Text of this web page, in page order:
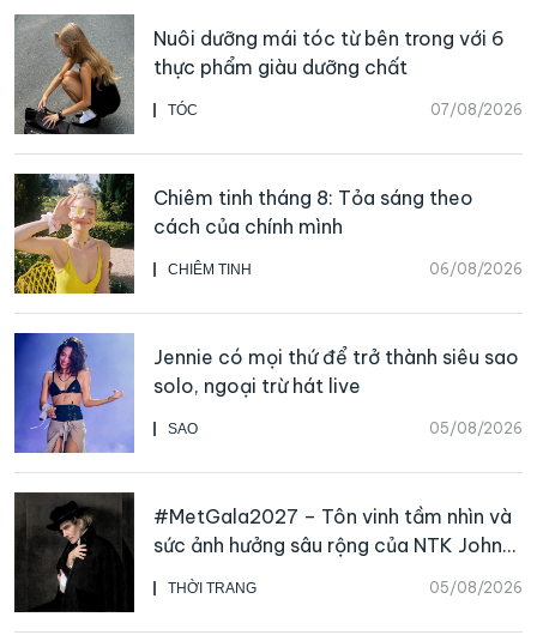
TÓC 07/08/2026
Nuôi dưỡng mái tóc từ bên trong với 6
thực phẩm giàu dưỡng chất
CHIÊM TINH 06/08/2026
Chiêm tinh tháng 8: Tỏa sáng theo
cách của chính mình
SAO 05/08/2026
Jennie có mọi thứ để trở thành siêu sao
solo, ngoại trừ hát live
THỜI TRANG 05/08/2026
#MetGala2027 – Tôn vinh tầm nhìn và
sức ảnh hưởng sâu rộng của NTK John
Galliano